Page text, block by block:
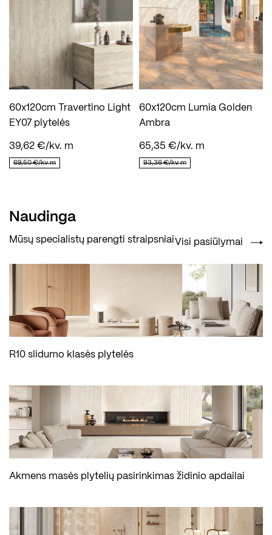
60x120cm Travertino Light
EY07 plytelės
39,62 €/kv. m
69,50 €/kv. m
60x120cm Lumia Golden
Ambra
65,35 €/kv. m
93,36 €/kv. m
Naudinga
Mūsų specialistų parengti straipsniai Visi pasiūlymai
R10 slidumo klasės plytelės
Akmens masės plytelių pasirinkimas židinio apdailai